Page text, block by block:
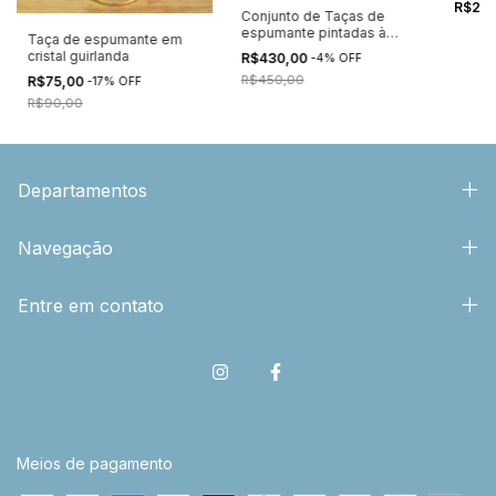
Taça de espumante em
cristal guirlanda
R$75,00 -17% OFF
R$90,00
Conjunto de Taças de
espumante pintadas à
mão Natal
R$430,00 -4% OFF
R$450,00
Departamentos
Navegação
Entre em contato
Meios de pagamento